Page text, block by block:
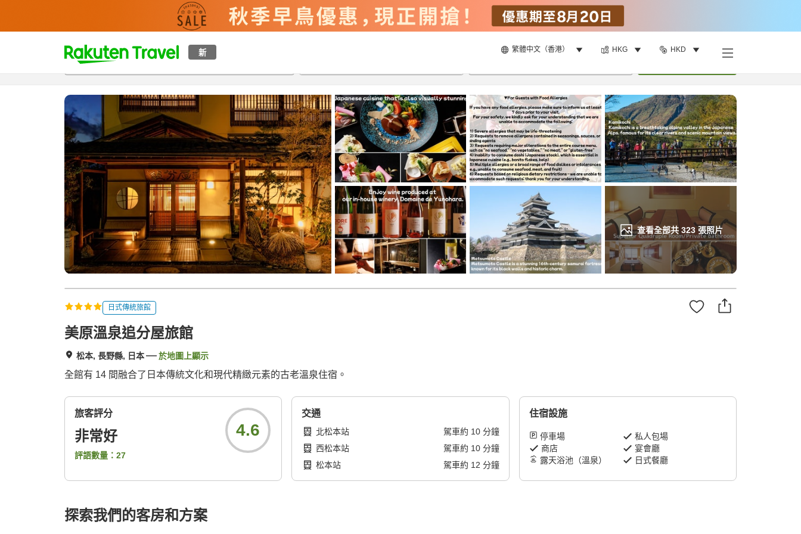
新 繁體中文（香港） HKG HKD
t
p
a
g
e
_
s
e
a
r
c
h
查看全部共 323張照片
概覽房間及住宿方案 評價設施
日式傳統旅館
美原溫泉追分屋旅館
松本, 長野縣, 日本 於地圖上顯示
全館有 14 間融合了日本傳統文化和現代精緻元素的古老溫泉住宿。
旅客評分
非常好
評語數量： 27
4.6
交通
北松本站 駕車約 10分鐘
西松本站
駕車約 10分鐘
松本站
駕車約 12 分鐘
住宿設施
停車場
私人包場
商店
宴會廳
露天浴池（溫泉）
日式餐廳
探索我們的客房和方案